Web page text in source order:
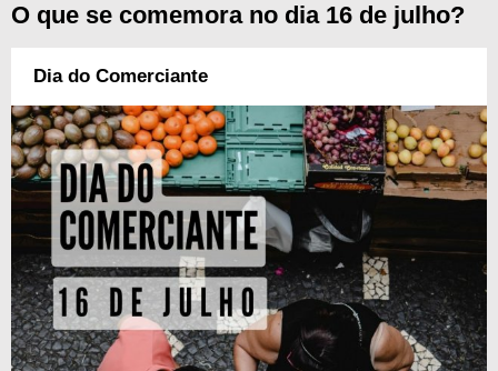
O que se comemora no dia 16 de julho?
Dia do Comerciante